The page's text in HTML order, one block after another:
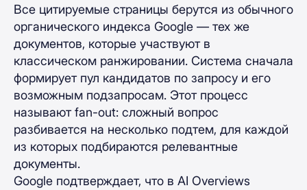
Все цитируемые страницы берутся из обычного
органического индекса Google — тех же
документов, которые участвуют в
классическом ранжировании. Система сначала
формирует пул кандидатов по запросу и его
возможным подзапросам. Этот процесс
называют fan-out: сложный вопрос
разбивается на несколько подтем, для каждой
из которых подбираются релевантные
документы.
Google подтверждает, что в AI Overviews